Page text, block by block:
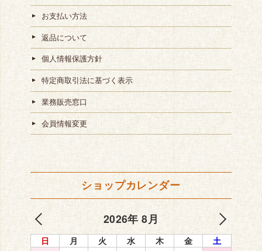
お支払い方法
返品について
個人情報保護方針
特定商取引法に基づく表示
業務販売窓口
会員情報変更
ショップカレンダー
2026年 8月
日 月 火 水 木 金 土